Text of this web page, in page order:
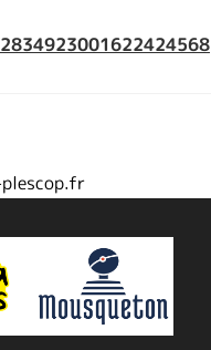
2834923001622424568